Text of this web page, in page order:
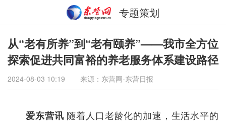
专题策划
从“老有所养”到“老有颐养”——我市全方位
探索促进共同富裕的养老服务体系建设路径
2024-08-03 10:19 来源：东营网-东营日报
爱东营讯 随着人口老龄化的加速，生活水平的